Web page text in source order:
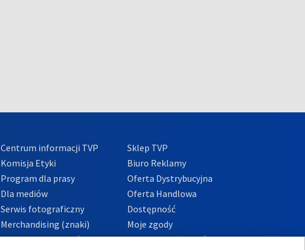
Centrum informacji TVP
Komisja Etyki
Program dla prasy
Dla mediów
Serwis fotograficzny
Merchandising (znaki)
Polityka Prywatności
Sklep TVP
Biuro Reklamy
Oferta Dystrybucyjna
Oferta Handlowa
Dostępność
Moje zgody
Procedura zgłoszeń